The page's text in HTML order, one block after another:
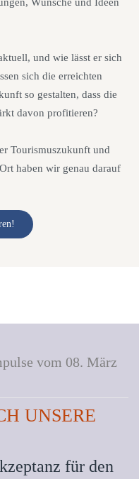
Wünsche und Ideen
und wie lässt er sich
sich die erreichten
so gestalten, dass die
davon profitieren?
Tourismuszukunft und
haben wir genau darauf
vom 08. März
UNSERE
für den